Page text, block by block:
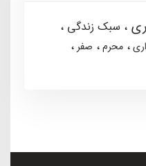
سبک زندگی
محرم
صفر